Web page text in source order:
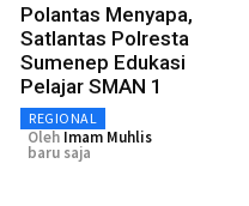
Polantas Menyapa,
Satlantas Polresta
Sumenep Edukasi
Pelajar SMAN 1
REGIONAL
Oleh Imam Muhlis
baru saja